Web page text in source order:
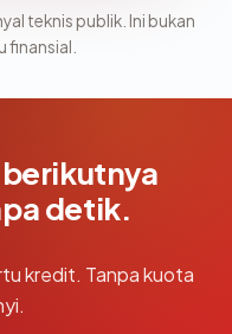
teknis publik. Ini bukan
finansial.
detik.
kredit. Tanpa kuota